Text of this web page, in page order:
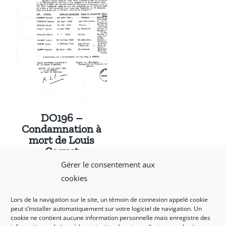
Gérer le consentement aux
cookies
Lors de la navigation sur le site, un témoin de connexion appelé cookie
peut s’installer automatiquement sur votre logiciel de navigation. Un
cookie ne contient aucune information personnelle mais enregistre des
DO196 –
Condamnation à
mort de Louis
Coquet